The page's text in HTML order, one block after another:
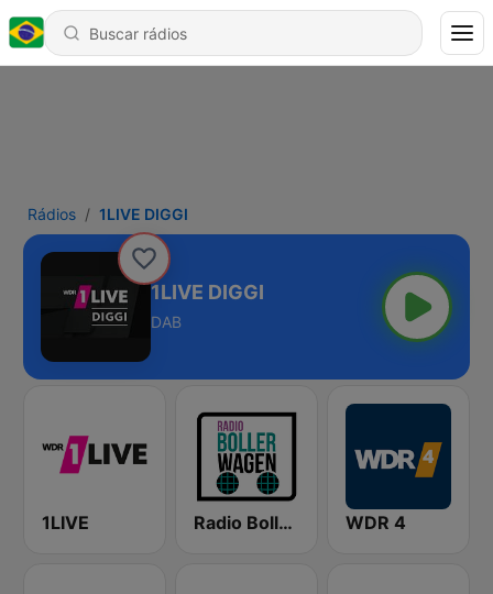
Rádios 1LIVE DIGGI
1LIVE DIGGI
DAB
1LIVE Radio Bollerwagen WDR 4